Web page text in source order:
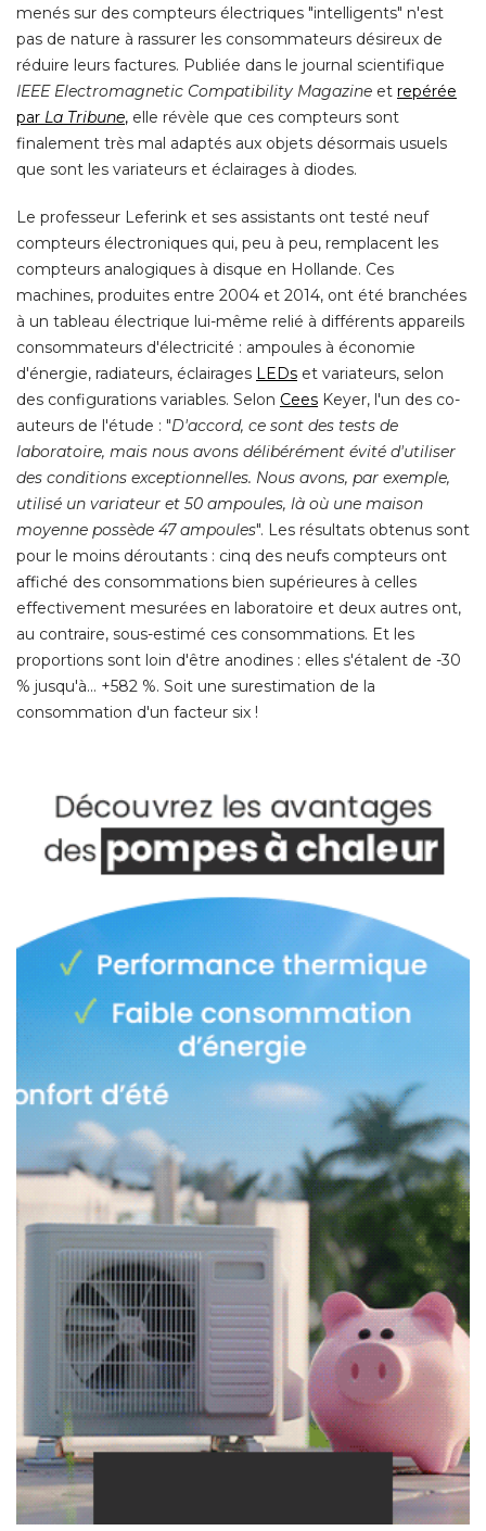
menés sur des compteurs électriques "intelligents" n'est
pas de nature à rassurer les consommateurs désireux de
réduire leurs factures. Publiée dans le journal scientifique
IEEE Electromagnetic Compatibility Magazine et repérée
par La Tribune, elle révèle que ces compteurs sont
finalement très mal adaptés aux objets désormais usuels
que sont les variateurs et éclairages à diodes.
Le professeur Leferink et ses assistants ont testé neuf
compteurs électroniques qui, peu à peu, remplacent les
compteurs analogiques à disque en Hollande. Ces
machines, produites entre 2004 et 2014, ont été branchées
à un tableau électrique lui-même relié à différents appareils
consommateurs d'électricité : ampoules à économie
d'énergie, radiateurs, éclairages LEDs et variateurs, selon
des configurations variables. Selon Cees Keyer, l'un des co-
auteurs de l'étude : "D'accord, ce sont des tests de
laboratoire, mais nous avons délibérément évité d'utiliser
des conditions exceptionnelles. Nous avons, par exemple,
utilisé un variateur et 50 ampoules, là où une maison
moyenne possède 47 ampoules". Les résultats obtenus sont
pour le moins déroutants : cinq des neufs compteurs ont
affiché des consommations bien supérieures à celles
effectivement mesurées en laboratoire et deux autres ont,
au contraire, sous-estimé ces consommations. Et les
proportions sont loin d'être anodines : elles s'étalent de -30
% jusqu'à... +582 %. Soit une surestimation de la
consommation d'un facteur six !